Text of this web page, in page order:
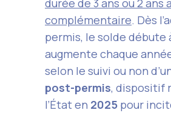
durée de 3 ans ou 2
complémentaire. Dès
permis, le solde débute
augmente chaque
selon le suivi ou non
post-permis, dispositif
l’État en 2025 pour